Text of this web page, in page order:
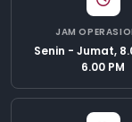
JAM
Senin - Jumat,
6.00 PM